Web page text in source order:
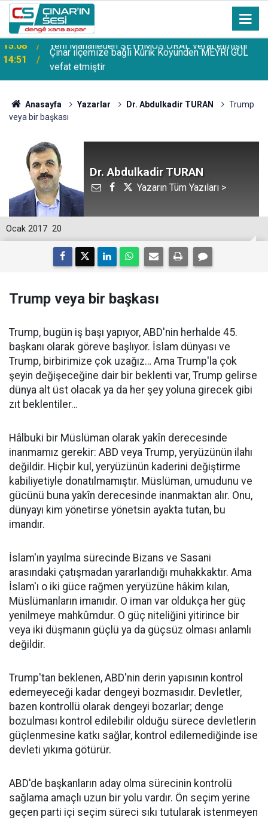
14:51
Çınar ilçemize bağlı Kûrik Köyünden MEYRİ GÜL
vefat etmiştir
Anasayfa Yazarlar Dr. Abdulkadir TURAN
Trump
veya bir başkası
Dr. Abdulkadir TURAN
Yazarın Tüm Yazıları >
20
Ocak 2017
Trump veya bir başkası
Trump, bugün iş başı yapıyor, ABD'nin herhalde 45.
başkanı olarak göreve başlıyor. İslam dünyası ve
Trump, birbirimize çok uzağız… Ama Trump'la çok
şeyin değişeceğine dair bir beklenti var, Trump gelirse
dünya alt üst olacak ya da her şey yoluna girecek gibi
zıt beklentiler…
Hâlbuki bir Müslüman olarak yakîn derecesinde
inanmamız gerekir: ABD veya Trump, yeryüzünün ilahı
değildir. Hiçbir kul, yeryüzünün kaderini değiştirme
kabiliyetiyle donatılmamıştır. Müslüman, umudunu ve
gücünü buna yakîn derecesinde inanmaktan alır. Onu,
dünyayı kim yönetirse yönetsin ayakta tutan, bu
imandır.
İslam'ın yayılma sürecinde Bizans ve Sasani
arasındaki çatışmadan yararlandığı muhakkaktır. Ama
İslam'ı o iki güce rağmen yeryüzüne hâkim kılan,
Müslümanların imanıdır. O iman var oldukça her güç
yenilmeye mahkûmdur. O güç niteliğini yitirince bir
veya iki düşmanın güçlü ya da güçsüz olması anlamlı
değildir.
Trump'tan beklenen, ABD'nin derin yapısının kontrol
edemeyeceği kadar dengeyi bozmasıdır. Devletler,
bazen kontrollü olarak dengeyi bozarlar; denge
bozulması kontrol edilebilir olduğu sürece devletlerin
güçlenmesine katkı sağlar, kontrol edilemediğinde ise
devleti yıkıma götürür.
ABD'de başkanların aday olma sürecinin kontrolü
sağlama amaçlı uzun bir yolu vardır. Ön seçim yerine
geçen parti içi seçim süreci sıkı tutularak istenmeyen